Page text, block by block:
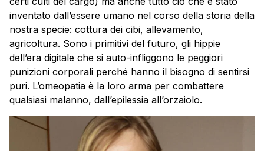
inventato dall’essere umano nel corso della storia della
nostra specie: cottura dei cibi, allevamento,
agricoltura. Sono i primitivi del futuro, gli hippie
dell’era digitale che si auto-infliggono le peggiori
punizioni corporali perché hanno il bisogno di sentirsi
puri. L’omeopatia è la loro arma per combattere
qualsiasi malanno, dall’epilessia all’orzaiolo.